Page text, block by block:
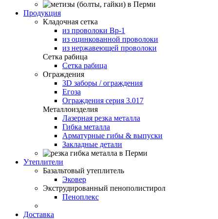
Продукция
Кладочная сетка
из проволоки Вр-1
из оцинкованной проволоки
из нержавеющей проволоки
Сетка рабица
Сетка рабица
Ограждения
3D заборы / ограждения
Егоза
Ограждения серия 3.017
Металлоизделия
Лазерная резка металла
Гибка металла
Арматурные гибы & выпуски
Закладные детали
Утеплители
Базальтовый утеплитель
Эковер
Экструдированный пенополистирол
Пеноплекс
Доставка